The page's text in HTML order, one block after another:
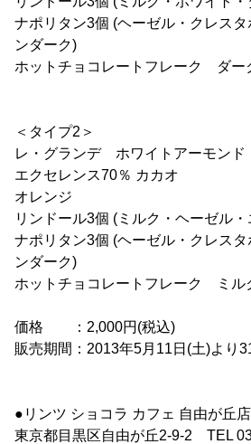
ナポリタン3個 (ヘーゼル・クレス
ンダーク)
ホットチョコレートフレーク ダー
＜タイプ2＞
レ・グランデ ホワイトアーモンド
エクセレンス70％ カカオ
オレンジ
リンドール3個 (ミルク・ヘーゼル
ナポリタン3個 (ヘーゼル・クレス
ンダーク)
ホットチョコレートフレーク ミル
価格 ：2,000円(税込)
販売期間：2013年5月11日(土)より
●リンツ ショコラ カフェ 自由が丘店
東京都目黒区自由が丘2-9-2 TEL